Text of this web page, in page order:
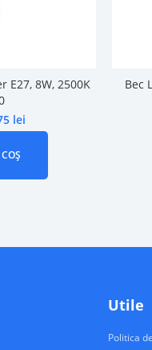
E27, 8W, 2500K
lei
Bec
Utile
Politica